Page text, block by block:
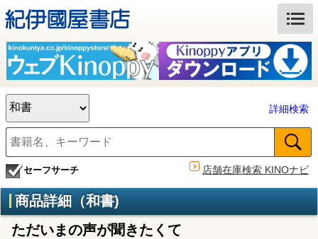
詳細検索
セーフサーチ 店舗在庫検索 KINOナビ
商品詳細（和書)
ただいまの声が聞きたくて